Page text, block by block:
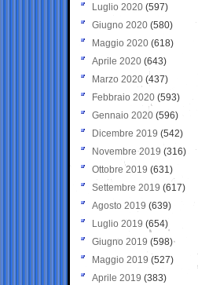
Luglio 2020 (597)
Giugno 2020 (580)
Maggio 2020 (618)
Aprile 2020 (643)
Marzo 2020 (437)
Febbraio 2020 (593)
Gennaio 2020 (596)
Dicembre 2019 (542)
Novembre 2019 (316)
Ottobre 2019 (631)
Settembre 2019 (617)
Agosto 2019 (639)
Luglio 2019 (654)
Giugno 2019 (598)
Maggio 2019 (527)
Aprile 2019 (383)